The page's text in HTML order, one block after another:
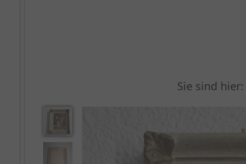
Sie sind hier: